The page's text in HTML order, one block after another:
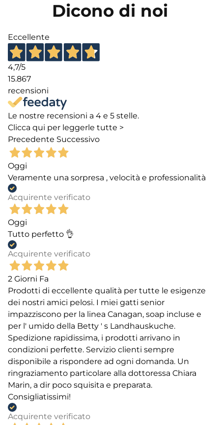
Dicono di noi
Eccellente
4,7/5
15.867
recensioni
Le nostre recensioni a 4 e 5 stelle.
Clicca qui per leggerle tutte >
Precedente Successivo
Oggi
Veramente una sorpresa , velocità e professionalità
Acquirente verificato
Oggi
Tutto perfetto 👌
Acquirente verificato
2 Giorni Fa
Prodotti di eccellente qualità per tutte le esigenze
dei nostri amici pelosi. I miei gatti senior
impazziscono per la linea Canagan, soap incluse e
per l' umido della Betty ' s Landhauskuche.
Spedizione rapidissima, i prodotti arrivano in
condizioni perfette. Servizio clienti sempre
disponibile a rispondere ad ogni domanda. Un
ringraziamento particolare alla dottoressa Chiara
Marin, a dir poco squisita e preparata.
Consigliatissimi!
Acquirente verificato